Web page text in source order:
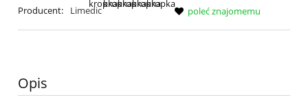
Producent:
Limedic
poleć znajomemu
Opis